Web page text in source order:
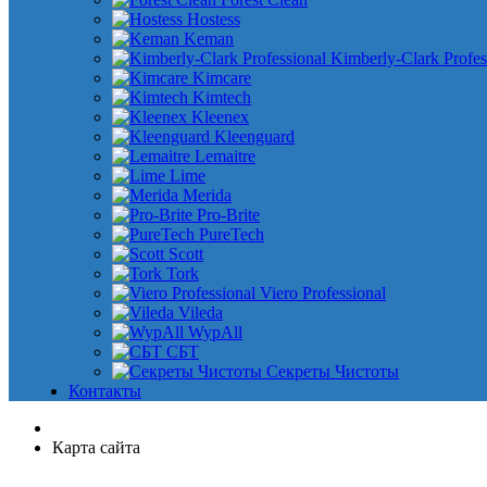
Hostess
Keman
Kimberly-Clark
Kimcare
Kimtech
Kleenex
Kleenguard
Lemaitre
Lime
Merida
Pro-Brite
PureTech
Scott
Tork
Viero Professional
Vileda
WypAll
СБТ
Секреты Чистоты
Контакты
Карта сайта